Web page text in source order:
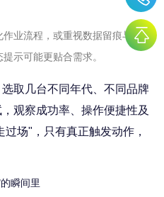
业流程，或重视数据留痕与安全
示可能更贴合需求。
取几台不同年代、不同品牌
观察成功率、操作便捷性及
场"，只有真正触发动作，
瞬间里